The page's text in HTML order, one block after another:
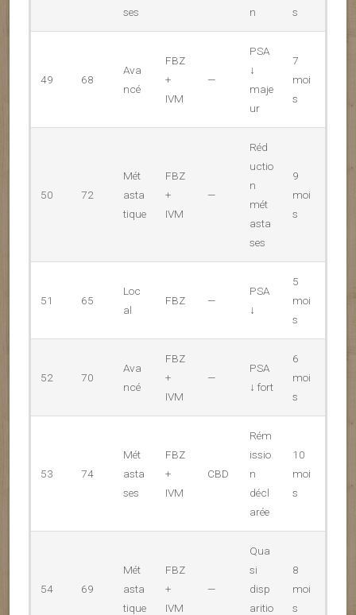
ses
n
s
49 68
Ava
ncé
FBZ
+
IVM
—
PSA
↓
maje
ur
7
moi
s
50 72
Mét
asta
tique
FBZ
+
IVM
—
Réd
uctio
n
mét
asta
ses
9
moi
s
51 65
Loc
al
FBZ —
PSA
↓
5
moi
s
52 70
Ava
ncé
FBZ
+
IVM
—
PSA
↓ fort
6
moi
s
53 74
Mét
asta
ses
FBZ
+
IVM
CBD
Rém
issio
n
décl
arée
10
moi
s
54 69
Mét
asta
tique
FBZ
+
IVM
—
Qua
si
disp
aritio
8
moi
s